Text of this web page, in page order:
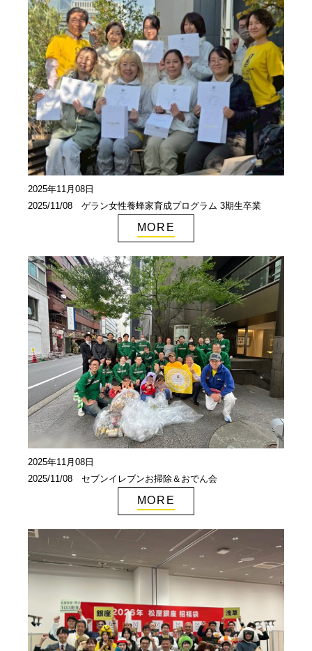
2025年11月08日
2025/11/08 ゲラン女性養蜂家育成プログラム 3期生卒業
MORE
2025年11月08日
2025/11/08 セブンイレブンお掃除＆おでん会
MORE